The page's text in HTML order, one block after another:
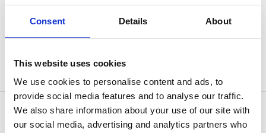
Consent Details About
This website uses cookies
We use cookies to personalise content and ads, to
provide social media features and to analyse our traffic.
We also share information about your use of our site with
our social media, advertising and analytics partners who
registrarse/conectarse a la plataforma en el siguiente
enlace:https://platform.remote-net.eu/secure/register